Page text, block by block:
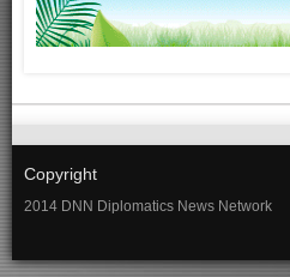
Copyright
2014 DNN Diplomatics News Network